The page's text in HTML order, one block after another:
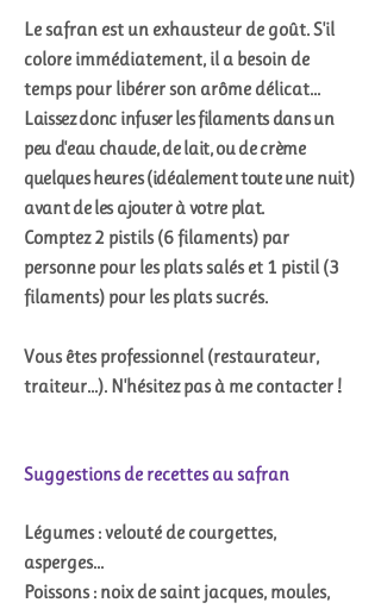
Le safran est un exhausteur de goût. S'il
colore immédiatement, il a besoin de
temps pour libérer son arôme délicat...
Laissez donc infuser les filaments dans un
peu d'eau chaude, de lait, ou de crème
quelques heures (idéalement toute une nuit)
avant de les ajouter à votre plat.
Comptez 2 pistils (6 filaments) par
personne pour les plats salés et 1 pistil (3
filaments) pour les plats sucrés.
Vous êtes professionnel (restaurateur,
traiteur...). N'hésitez pas à me contacter !
Suggestions de recettes au safran
Légumes : velouté de courgettes,
asperges...
Poissons : noix de saint jacques, moules,